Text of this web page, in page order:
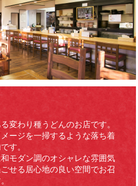
変わり種うどんのお店です。
ージを一掃するような落ち着
す。
モダン調のオシャレな雰囲気
せる居心地の良い空間でお召